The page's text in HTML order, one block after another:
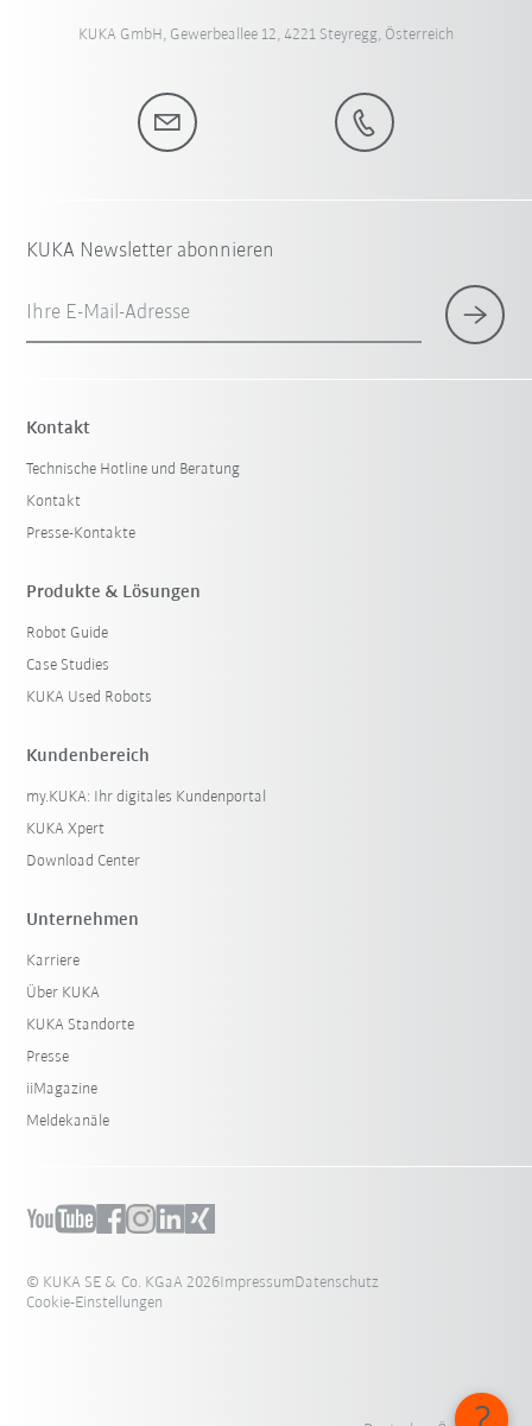
KUKA GmbH, Gewerbeallee 12, 4221 Steyregg, Österreich
KUKA Newsletter abonnieren
Ihre E-Mail-Adresse
Kontakt
Technische Hotline und Beratung
Kontakt
Presse-Kontakte
Produkte & Lösungen
Robot Guide
Case Studies
KUKA Used Robots
Kundenbereich
my.KUKA: Ihr digitales Kundenportal
KUKA Xpert
Download Center
Unternehmen
Karriere
Über KUKA
KUKA Standorte
Presse
iiMagazine
Meldekanäle
© KUKA SE & Co. KGaA 2026ImpressumDatenschutz
Cookie-Einstellungen